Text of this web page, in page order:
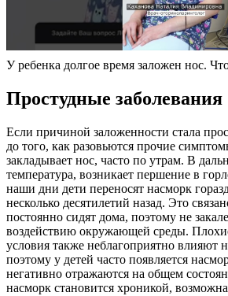
У ребенка долгое время заложен нос.
Простудные заболевания
Если причиной заложенности стала
до того, как разовьются прочие
закладывает нос, часто по утрам. В
температура, возникает першение в
наши дни дети переносят насморк
несколько десятилетий назад. Это
постоянно сидят дома, поэтому не
воздействию окружающей среды.
условия также неблагоприятно влияют
поэтому у детей часто появляется
негативно отражаются на общем
насморк становится хроникой, возможна